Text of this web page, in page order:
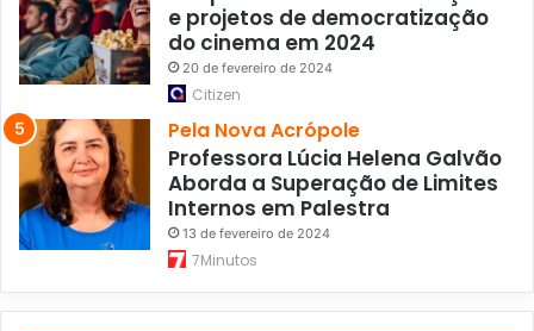
e projetos de democratização
do cinema em 2024
20 de fevereiro de 2024
Citizen
Pela Nova Acrópole
Professora Lúcia Helena Galvão
Aborda a Superação de Limites
Internos em Palestra
13 de fevereiro de 2024
7Minutos